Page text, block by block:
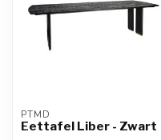
PTMD
Eettafel Liber - Zwart